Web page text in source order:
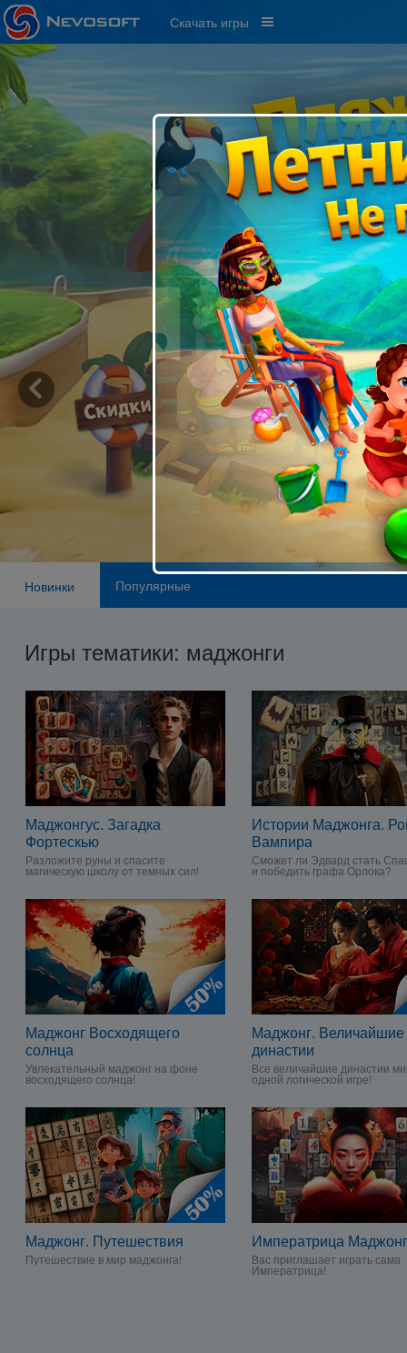
Скачать игры
Новинки Популярные
Игры тематики: маджонги
Маджонгус. Загадка
Фортескью
Разложите руны и спасите
магическую школу от темных сил!
Истории Маджонга.
Вампира
Сможет ли Эдвард стать
и победить графа Орлока?
Маджонг Восходящего
солнца
Увлекательный маджонг на фоне
восходящего солнца!
Маджонг. Величайшие
династии
Все величайшие династии
одной логической игре!
Маджонг. Путешествия
Путешествие в мир маджонга!
Императрица
Вас приглашает играть сама
Императрица!